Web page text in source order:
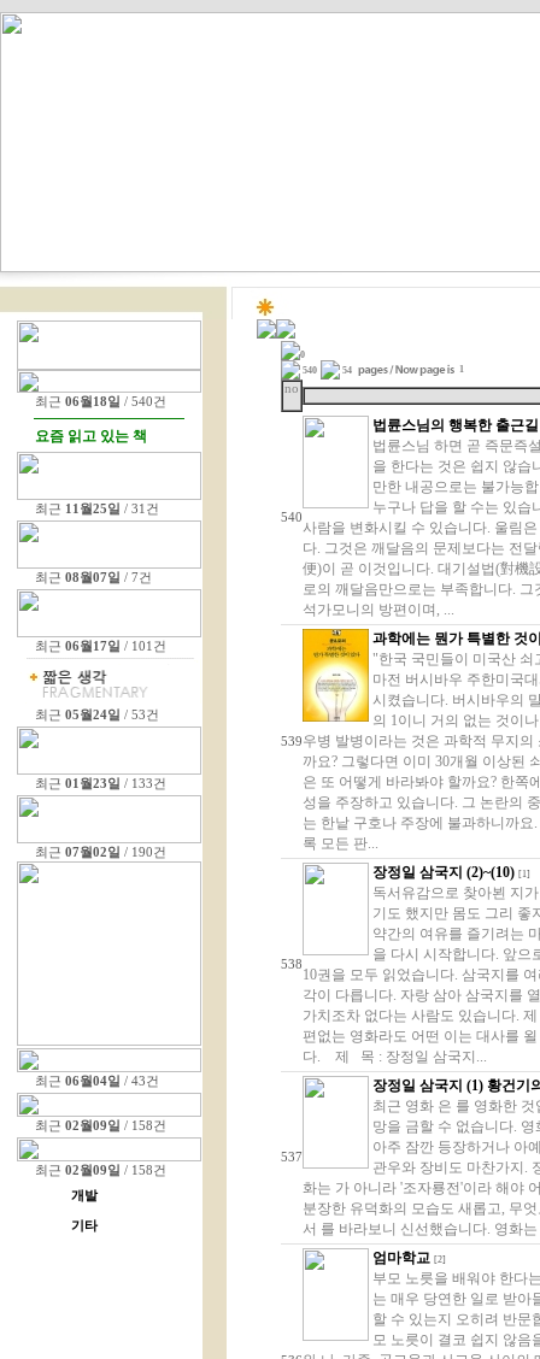
최근 06월18일 / 540건
요즘 읽고 있는 책
최근 11월25일 / 31건
최근 08월07일 / 7건
최근 06월17일 / 101건
최근 05월24일 / 53건
최근 01월23일 / 133건
최근 07월02일 / 190건
최근 06월04일 / 43건
최근 02월09일 / 158건
최근 02월09일 / 158건
개발
기타
0
540
54 1
no
540
법륜스님의 행복한 출근길
법륜스님 하면 곧 즉문즉
을 한다는 것은 쉽지 않습
만한 내공으로는 불가능
누구나 답을 할 수는 있습
사람을 변화시킬 수 있습니다. 울림
다. 그것은 깨달음의 문제보다는 전
便)이 곧 이것입니다. 대기설법(對機
로의 깨달음만으로는 부족합니다.
석가모니의 방편이며, ...
539
과학에는 뭔가 특별한 것
"한국 국민들이 미국산 쇠
마전 버시바우 주한미국
시켰습니다. 버시바우의
의 1이니 거의 없는 것이
우병 발병이라는 것은 과학적 무지
까요? 그렇다면 이미 30개월 이상된
은 또 어떻게 바라봐야 할까요? 한쪽
성을 주장하고 있습니다. 그 논란의
는 한낱 구호나 주장에 불과하니까
록 모든 판...
538
장정일 삼국지 (2)~(10) [1]
독서유감으로 찾아뵌 지
기도 했지만 몸도 그리 좋
약간의 여유를 즐기려는
을 다시 시작합니다. 앞으
10권을 모두 읽었습니다. 삼국지를
각이 다릅니다. 자랑 삼아 삼국지를
가치조차 없다는 사람도 있습니다.
편없는 영화라도 어떤 이는 대사를
다. 제 목 : 장정일 삼국지...
537
장정일 삼국지 (1) 황건기
최근 영화 은 를 영화한
망을 금할 수 없습니다.
아주 잠깐 등장하거나 아
관우와 장비도 마찬가지.
화는 가 아니라 '조자룡전'이라 해야
분장한 유덕화의 모습도 새롭고, 무
서 를 바라보니 신선했습니다. 영화
엄마학교 [2]
부모 노릇을 배워야 한다
는 매우 당연한 일로 받아
할 수 있는지 오히려 반문
모 노릇이 결코 쉽지 않음